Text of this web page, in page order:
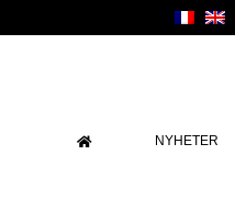
NYHETER